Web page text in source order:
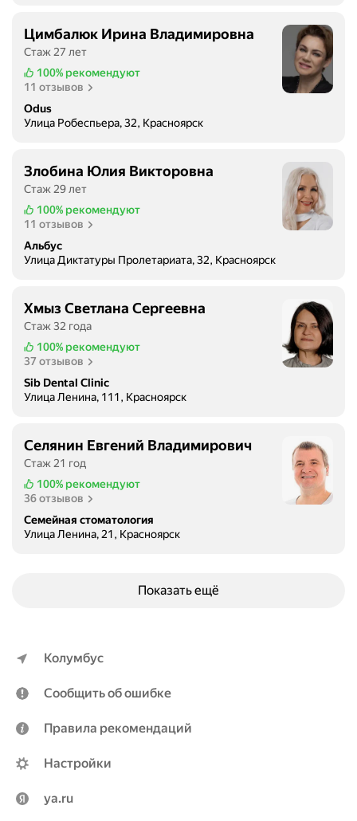
Цимбалюк Ирина Владимировна
Стаж 27 лет
100% рекомендуют
11 отзывов
Odus
Улица Робеспьера, 32, Красноярск
Злобина Юлия Викторовна
Стаж 29 лет
100% рекомендуют
11 отзывов
Альбус
Улица Диктатуры Пролетариата, 32, Красноярск
Хмыз Светлана Сергеевна
Стаж 32 года
100% рекомендуют
37 отзывов
Sib Dental Clinic
Улица Ленина, 111, Красноярск
Селянин Евгений Владимирович
Стаж 21 год
100% рекомендуют
36 отзывов
Семейная стоматология
Улица Ленина, 21, Красноярск
Показать ещё
Колумбус
Сообщить об ошибке
Правила рекомендаций
Настройки
ya.ru